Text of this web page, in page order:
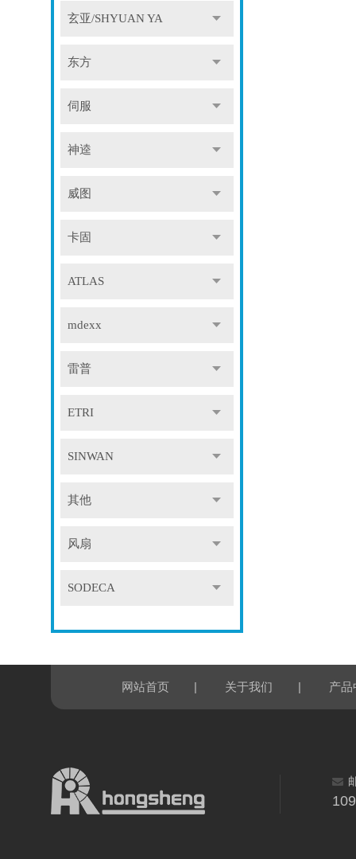
玄亚/SHYUAN YA
东方
伺服
神逵
威图
卡固
ATLAS
mdexx
雷普
ETRI
SINWAN
其他
风扇
SODECA
网站首页 | 关于我们 | 产品